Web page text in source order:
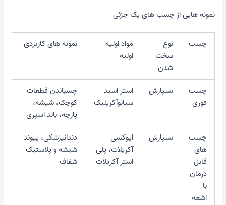
نمونه هایی از چسب های یک جزئی
چسب
نوع
سخت
شدن
مواد اولیه
اولیه
نمونه های کاربردی
چسب
فوری
بسپارش
استر اسید
سیانوآکریلیک
چسباندن قطعات
کوچک، شیشه،
پارچه، باند اسپری
چسب
های
قابل
درمان
با
اشعه
بسپارش
اپوکسی
آکریلات، پلی
استر آکریلات
دندانپزشکی، پیوند
شیشه و پلاستیک
شفاف